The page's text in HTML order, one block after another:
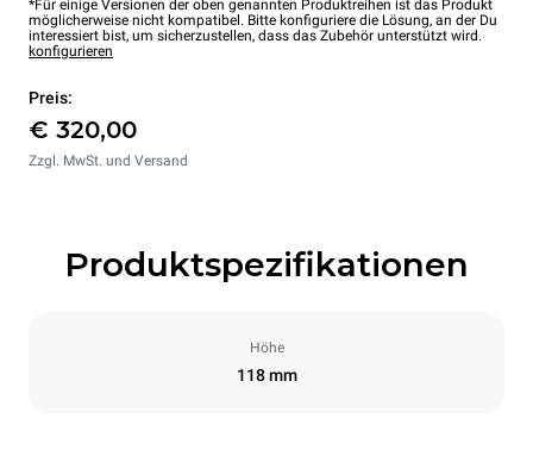
*Für einige Versionen der oben genannten Produktreihen ist das Produkt
möglicherweise nicht kompatibel. Bitte konfiguriere die Lösung, an der Du
interessiert bist, um sicherzustellen, dass das Zubehör unterstützt wird.
konfigurieren
Preis:
€ 320,00
Zzgl. MwSt. und Versand
Produktspezifikationen
Höhe
118 mm